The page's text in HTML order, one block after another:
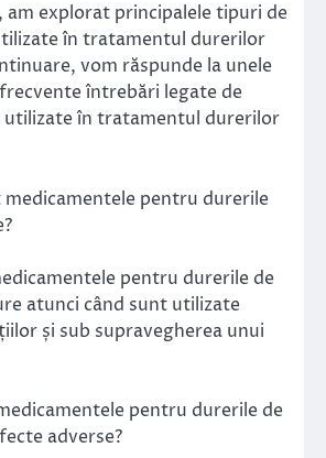
am explorat principalele tipuri de
în tratamentul durerilor
vom răspunde la unele
întrebări legate de
utilizate în tratamentul durerilor
pentru durerile
pentru durerile de
atunci când sunt utilizate
și sub supravegherea unui
pentru durerile de
adverse?